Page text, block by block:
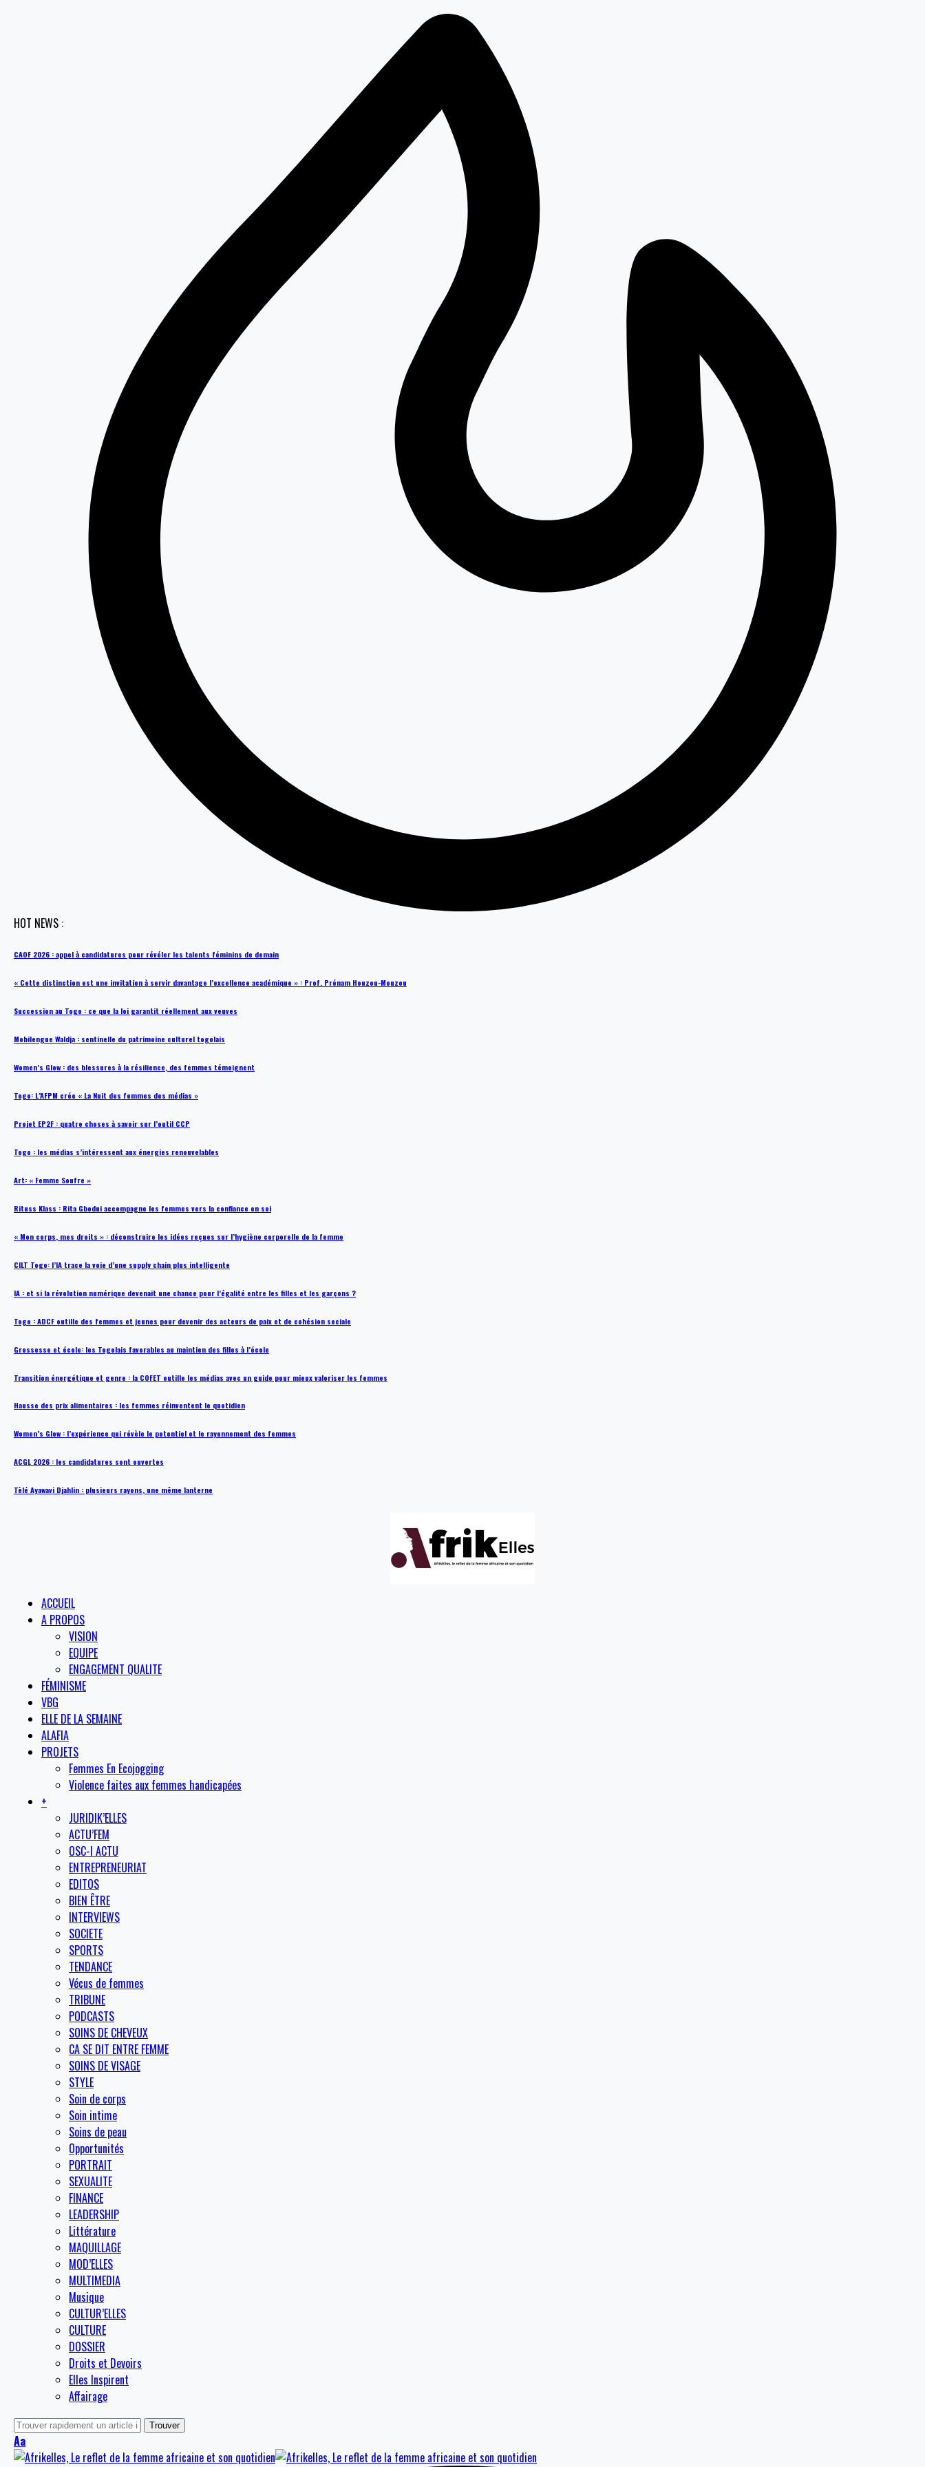
HOT NEWS :
CAOF 2026 : appel à candidatures pour révéler les talents féminins de demain
« Cette distinction est une invitation à servir davantage l’excellence académique » : Prof. Prénam Houzou-Mouzou
Succession au Togo : ce que la loi garantit réellement aux veuves
Mobilengue Waldja : sentinelle du patrimoine culturel togolais
Women’s Glow : des blessures à la résilience, des femmes témoignent
Togo: L’AFPM crée « La Nuit des femmes des médias »
Projet EP2F : quatre choses à savoir sur l’outil CCP
Togo : les médias s’intéressent aux énergies renouvelables
Art: « Femme Soufre »
Rituss Klass : Rita Gbodui accompagne les femmes vers la confiance en soi
« Mon corps, mes droits » : déconstruire les idées reçues sur l’hygiène corporelle de la femme
CILT Togo: l’IA trace la voie d’une supply chain plus intelligente
IA : et si la révolution numérique devenait une chance pour l’égalité entre les filles et les garçons ?
Togo : ADCF outille des femmes et jeunes pour devenir des acteurs de paix et de cohésion sociale
Grossesse et école: les Togolais favorables au maintien des filles à l’école
Transition énergétique et genre : la COFET outille les médias avec un guide pour mieux valoriser les femmes
Hausse des prix alimentaires : les femmes réinventent le quotidien
Women’s Glow : l’expérience qui révèle le potentiel et le rayonnement des femmes
ACGL 2026 : les candidatures sont ouvertes
Tèlé Ayawavi Djahlin : plusieurs rayons, une même lanterne
ACCUEIL
A PROPOS
VISION
EQUIPE
ENGAGEMENT QUALITE
FÉMINISME
VBG
ELLE DE LA SEMAINE
ALAFIA
PROJETS
Femmes En Ecojogging
Violence faites aux femmes handicapées
+
JURIDIK’ELLES
ACTU’FEM
OSC-I ACTU
ENTREPRENEURIAT
EDITOS
BIEN ÊTRE
INTERVIEWS
SOCIETE
SPORTS
TENDANCE
Vécus de femmes
TRIBUNE
PODCASTS
SOINS DE CHEVEUX
CA SE DIT ENTRE FEMME
SOINS DE VISAGE
STYLE
Soin de corps
Soin intime
Soins de peau
Opportunités
PORTRAIT
SEXUALITE
FINANCE
LEADERSHIP
Littérature
MAQUILLAGE
MOD’ELLES
MULTIMEDIA
Musique
CULTUR’ELLES
CULTURE
DOSSIER
Droits et Devoirs
Elles Inspirent
Affairage
Aa